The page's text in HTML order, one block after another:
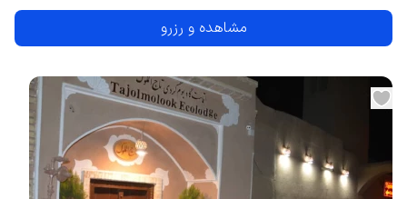
مشاهده و رزرو